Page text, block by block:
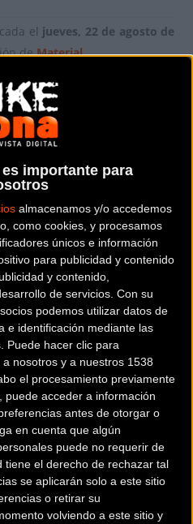
importante para
almacenamos y/o accedemos
como cookies, y procesamos
únicos e información
para publicidad y contenido
y contenido,
de servicios. Con su
podemos utilizar datos de
e identificación mediante las
Puede hacer clic para
nosotros y a nuestros 1538
el procesamiento previamente
acceder a información
antes de otorgar o
en cuenta que algún
puede no requerir de
tiene el derecho de rechazar tal
se aplicarán solo a este sitio
o retirar su
volviendo a este sitio y
el jueves, 22 de agosto de
deMaterial
modelo de casco contrarreloj
de ciclismo, hará su puesta
Agosto durante la primera etapa
feria EUROBIKE de ciclismo.
del casco Kronos, se ha
más versátil cuyas opciones de
especialidades y posturas de
de desarrollo en los que se ha
y la aerodinámica, basada en la
como es la gota de agua.
de las necesidades y
configuraciones del casco. Para los
en el pedaleo y habituados
la bici, la cola larga del Aizea es
es sustituirla por la cola corta,
movilidad y abanico postural,
Por lo tanto, cada miembro del
el casco Aizea según sus